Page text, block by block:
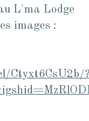
L'ma Lodge
images :
Ctyxt6CsU2b/